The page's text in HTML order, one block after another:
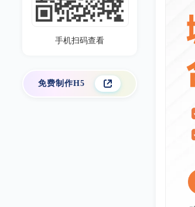
手机扫码查看
免费制作H5